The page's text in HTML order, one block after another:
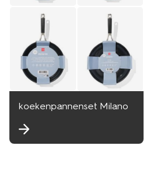
koekenpannenset Milano